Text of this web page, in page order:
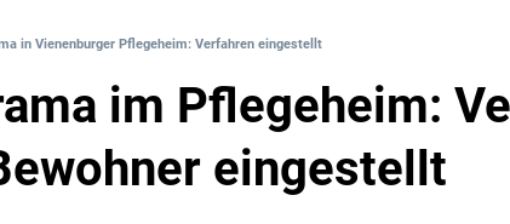
in Vienenburger Pflegeheim: Verfahren eingestellt
im Pflegeheim:
eingestellt